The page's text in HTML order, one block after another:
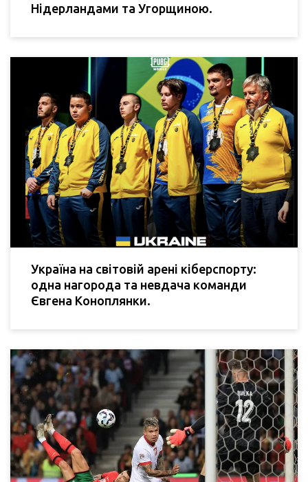
Нідерландами та Угорщиною.
Україна на світовій арені кіберспорту:
одна нагорода та невдача команди
Євгена Коноплянки.